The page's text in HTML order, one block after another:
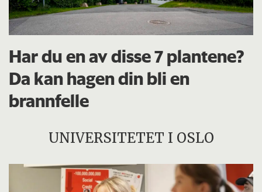
Har du en av disse 7 plantene?
Da kan hagen din bli en
brannfelle
UNIVERSITETET I OSLO